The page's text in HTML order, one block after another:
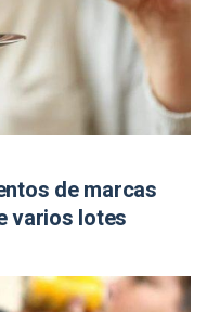
de marcas
varios lotes